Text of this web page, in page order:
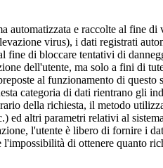
automatizzata e raccolte al fine
virus), i dati registrati
fine di bloccare tentativi di
dell'utente, ma solo a fini di
al funzionamento di
categoria di dati rientrano gli
della richiesta, il metodo
ed altri parametri relativi al
l'utente è libero di fornire i
di ottenere quanto